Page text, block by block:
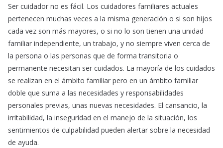
Ser cuidador no es fácil. Los cuidadores familiares actuales
pertenecen muchas veces a la misma generación o si son hijos
cada vez son más mayores, o si no lo son tienen una unidad
familiar independiente, un trabajo, y no siempre viven cerca de
la persona o las personas que de forma transitoria o
permanente necesitan ser cuidados. La mayoría de los cuidados
se realizan en el ámbito familiar pero en un ámbito familiar
doble que suma a las necesidades y responsabilidades
personales previas, unas nuevas necesidades. El cansancio, la
irritabilidad, la inseguridad en el manejo de la situación, los
sentimientos de culpabilidad pueden alertar sobre la necesidad
de ayuda.